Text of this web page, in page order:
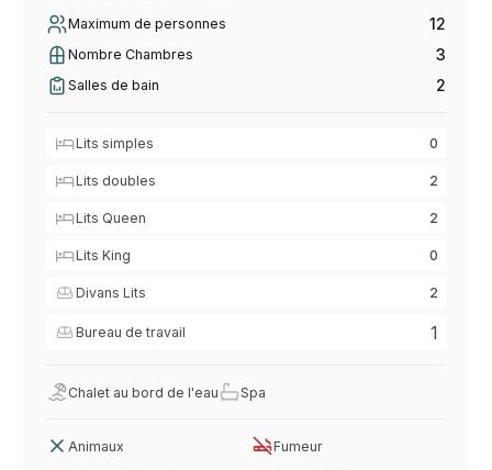
Maximum de personnes 12
Nombre Chambres 3
Salles de bain 2
Lits simples 0
Lits doubles 2
Lits Queen 2
Lits King 0
Divans Lits 2
Bureau de travail 1
Chalet au bord de l'eau Spa
Animaux Fumeur